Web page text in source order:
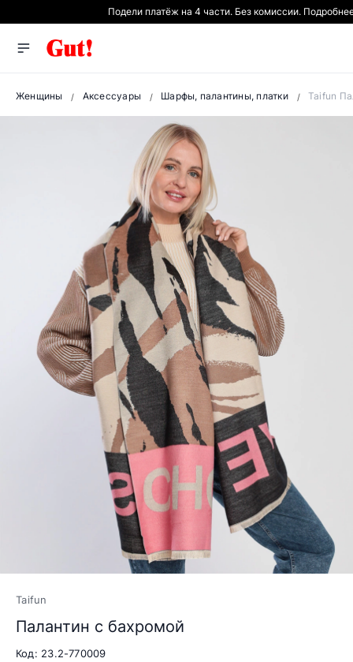
Подели платёж на 4 части. Без комиссии.
Женщины Аксессуары Шарфы, палантины, платки Taifun
Taifun
Палантин с бахромой
Код: 23.2-770009